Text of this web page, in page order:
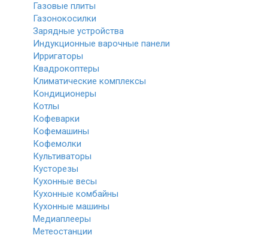
Газовые плиты
Газонокосилки
Зарядные устройства
Индукционные варочные панели
Ирригаторы
Квадрокоптеры
Климатические комплексы
Кондиционеры
Котлы
Кофеварки
Кофемашины
Кофемолки
Культиваторы
Кусторезы
Кухонные весы
Кухонные комбайны
Кухонные машины
Медиаплееры
Метеостанции